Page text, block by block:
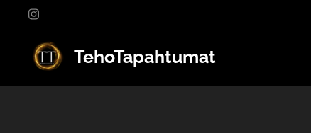
TehoTapahtumat